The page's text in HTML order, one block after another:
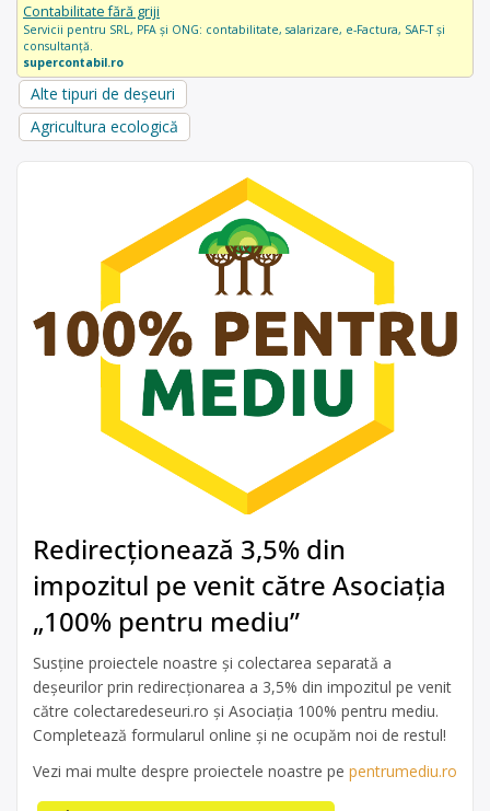
Contabilitate fără griji
Servicii pentru SRL, PFA și ONG: contabilitate, salarizare, e-Factura, SAF-T și
consultanță.
supercontabil.ro
Alte tipuri de deșeuri
Agricultura ecologică
Redirecționează 3,5% din
impozitul pe venit către Asociația
„100% pentru mediu”
Susține proiectele noastre și colectarea separată a
deșeurilor prin redirecționarea a 3,5% din impozitul pe venit
către colectaredeseuri.ro și Asociația 100% pentru mediu.
Completează formularul online și ne ocupăm noi de restul!
Vezi mai multe despre proiectele noastre pe pentrumediu.ro